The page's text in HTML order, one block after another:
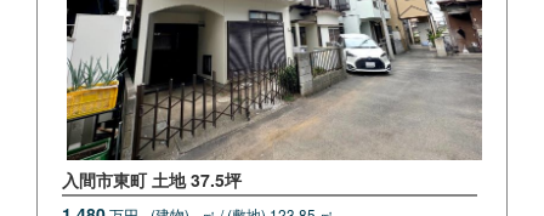
入間市東町 土地 37.5坪